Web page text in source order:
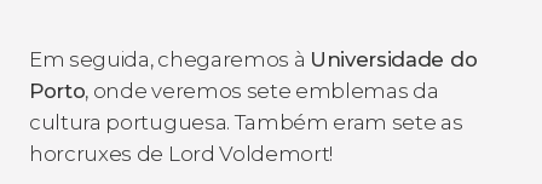
Em seguida, chegaremos à Universidade do
Porto, onde veremos sete emblemas da
cultura portuguesa. Também eram sete as
horcruxes de Lord Voldemort!